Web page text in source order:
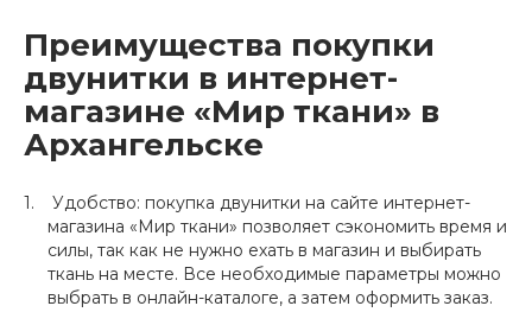
Преимущества покупки
двунитки в интернет-
магазине «Мир ткани» в
Архангельске
Удобство: покупка двунитки на сайте интернет-
магазина «Мир ткани» позволяет сэкономить время и
силы, так как не нужно ехать в магазин и выбирать
ткань на месте. Все необходимые параметры можно
выбрать в онлайн-каталоге, а затем оформить заказ.